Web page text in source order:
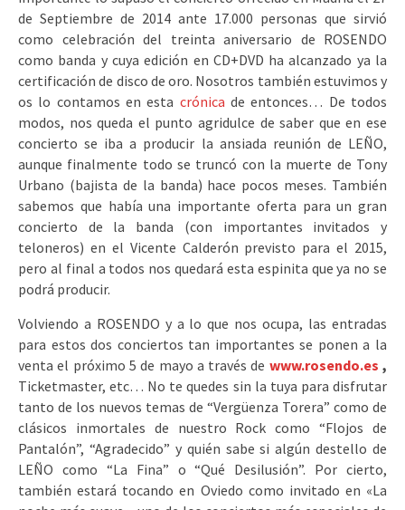
de Septiembre de 2014 ante 17.000 personas que sirvió
como celebración del treinta aniversario de ROSENDO
como banda y cuya edición en CD+DVD ha alcanzado ya la
certificación de disco de oro. Nosotros también estuvimos y
os lo contamos en esta crónica de entonces… De todos
modos, nos queda el punto agridulce de saber que en ese
concierto se iba a producir la ansiada reunión de LEÑO,
aunque finalmente todo se truncó con la muerte de Tony
Urbano (bajista de la banda) hace pocos meses. También
sabemos que había una importante oferta para un gran
concierto de la banda (con importantes invitados y
teloneros) en el Vicente Calderón previsto para el 2015,
pero al final a todos nos quedará esta espinita que ya no se
podrá producir.
Volviendo a ROSENDO y a lo que nos ocupa, las entradas
para estos dos conciertos tan importantes se ponen a la
venta el próximo 5 de mayo a través de www.rosendo.es ,
Ticketmaster, etc… No te quedes sin la tuya para disfrutar
tanto de los nuevos temas de “Vergüenza Torera” como de
clásicos inmortales de nuestro Rock como “Flojos de
Pantalón”, “Agradecido” y quién sabe si algún destello de
LEÑO como “La Fina” o “Qué Desilusión”. Por cierto,
también estará tocando en Oviedo como invitado en «La